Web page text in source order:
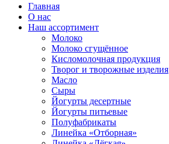
Главная
О нас
Наш ассортимент
Молоко
Молоко сгущённое
Кисломолочная продукция
Творог и творожные изделия
Масло
Сыры
Йогурты десертные
Йогурты питьевые
Полуфабрикаты
Линейка «Отборная»